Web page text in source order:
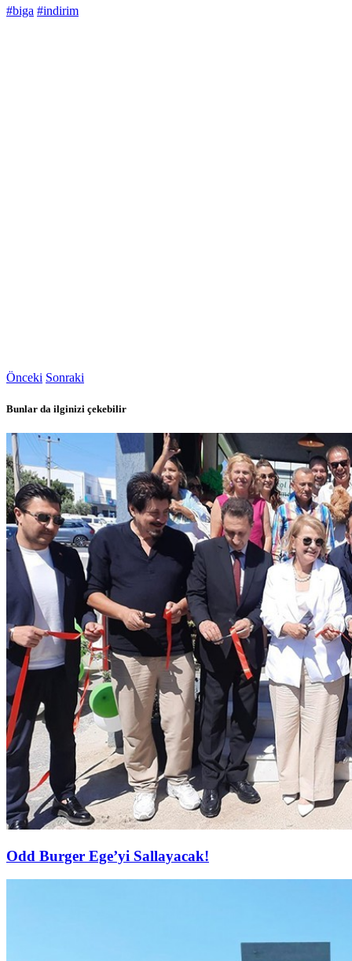
#biga #indirim
Önceki Sonraki
Bunlar da ilginizi çekebilir
Odd Burger Ege’yi Sallayacak!